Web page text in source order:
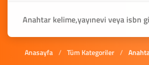
Anasayfa / Tüm Kategoriler /